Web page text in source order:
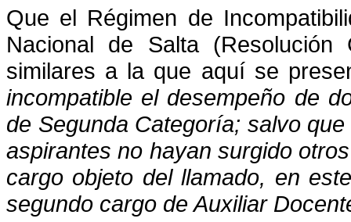
Que el Régimen de
Nacional de Salta (Resolución
similares a la que aquí se
incompatible el desempeño de
de Segunda Categoría; salvo
aspirantes no hayan surgido
cargo objeto del llamado, en
segundo cargo de Auxiliar